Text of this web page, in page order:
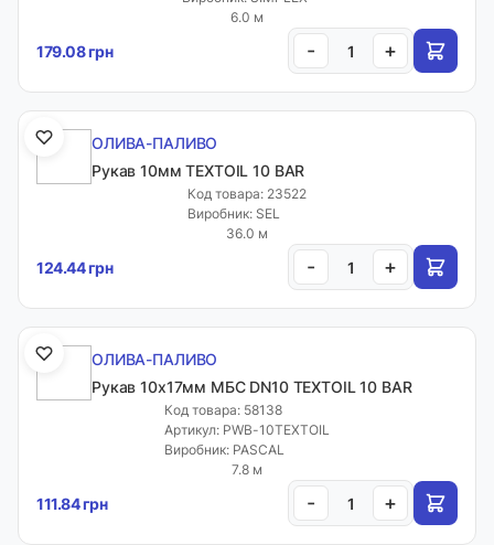
6.0 м
179.08 грн - +
ОЛИВА-ПАЛИВО
Рукав 10мм TEXTOIL 10 BAR
Код товара: 23522
Виробник: SEL
36.0 м
124.44 грн - +
ОЛИВА-ПАЛИВО
Рукав 10х17мм МБС DN10 TEXTOIL 10 BAR
Код товара: 58138
Артикул: PWB-10TEXTOIL
Виробник: PASCAL
7.8 м
111.84 грн - +